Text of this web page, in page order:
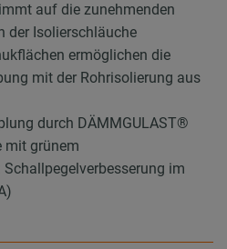
auf die zunehmenden
der Isolierschläuche
ermöglichen die
mit der Rohrisolierung aus
durch DÄMMGULAST®
mit grünem
Schallpegelverbesserung im